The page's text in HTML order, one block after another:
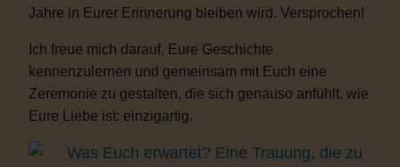
Jahre in Eurer Erinnerung bleiben wird. Versprochen!
Ich freue mich darauf, Eure Geschichte
kennenzulernen und gemeinsam mit Euch eine
Zeremonie zu gestalten, die sich genauso anfühlt, wie
Eure Liebe ist: einzigartig.
Was Euch erwartet? Eine Trauung, die zu